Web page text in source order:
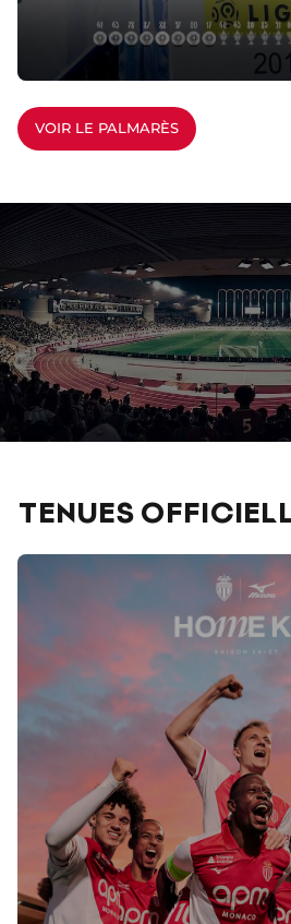
VOIR LE PALMARÈS
TENUES